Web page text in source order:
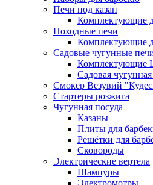
Печи под казан
Комплектующие
Походные печи
Комплектующие
Садовые чугунные
Комплектующие
Садовая
Смокер Везувий
Стартеры розжига
Чугунная посуда
Казаны
Плиты для
Решётки для
Сковороды
Электрические вертела
Шампуры